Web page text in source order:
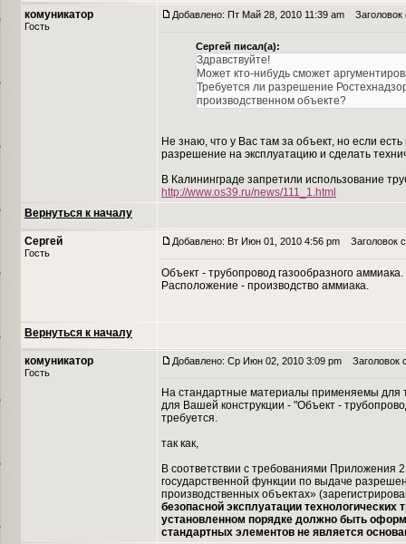
комуникатор
Гость
Добавлено: Пт Май 28, 2010 11:39 am Заголовок
Сергей писал(а):
Здравствуйте!
Может кто-нибудь сможет
Требуется ли разрешение
производственном объекте?
Не знаю, что у Вас там за объект, но если
разрешение на эксплуатацию и сделать
В Калининграде запретили использование
http://www.os39.ru/news/111_1.html
Вернуться к началу
Сергей
Гость
Добавлено: Вт Июн 01, 2010 4:56 pm Заголовок
Объект - трубопровод газообразного аммиака.
Расположение - производство аммиака.
Вернуться к началу
комуникатор
Гость
Добавлено: Ср Июн 02, 2010 3:09 pm Заголовок
На стандартные материалы применяемы для
для Вашей конструкции - "Объект -
требуется.
так как,
В соответствии с требованиями Приложения
государственной функции по выдаче
производственных объектах»
безопасной эксплуатации технологических
установленном порядке должно быть
стандартных элементов не является